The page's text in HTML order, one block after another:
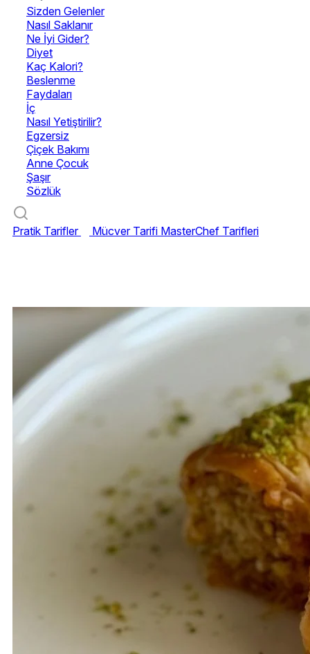
Sizden Gelenler
Nasıl Saklanır
Ne İyi Gider?
Diyet
Kaç Kalori?
Beslenme
Faydaları
İç
Nasıl Yetiştirilir?
Egzersiz
Çiçek Bakımı
Anne Çocuk
Şaşır
Sözlük
Pratik Tarifler Mücver Tarifi MasterChef Tarifleri